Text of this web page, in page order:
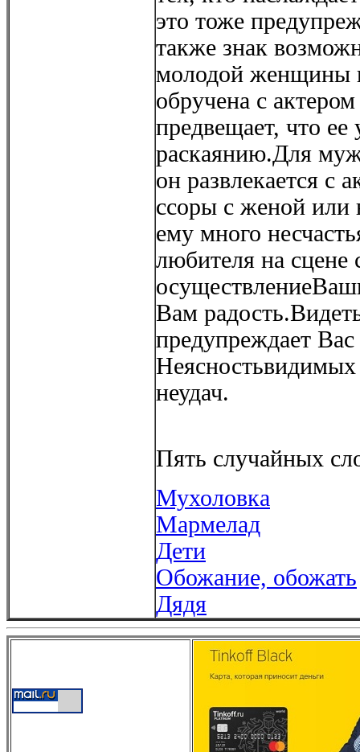
это тоже
также знак
молодой женщины
обручена с
предвещает, что ее
раскаянию.Для
он развлекается с
ссоры с женой или
ему много
любителя на сцене
Вам
предупреждает
Неясностьвидимых
неудач.
Пять случайных
Мухоловка
Мармелад
Дети
Обожание, обожать
Дядя